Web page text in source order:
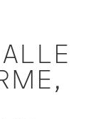
ALLE